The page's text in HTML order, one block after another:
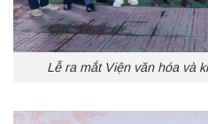
Lễ ra mắt Viện văn hóa và